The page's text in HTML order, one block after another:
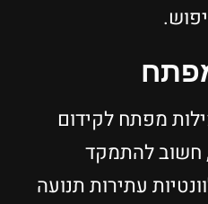
מפתח לקידום
חשוב להתמקד
עתירות תנועה